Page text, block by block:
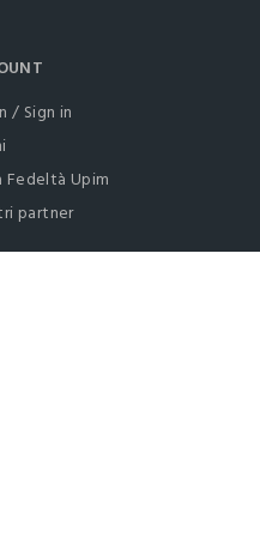
/ Sign in
Fedeltà Upim
partner